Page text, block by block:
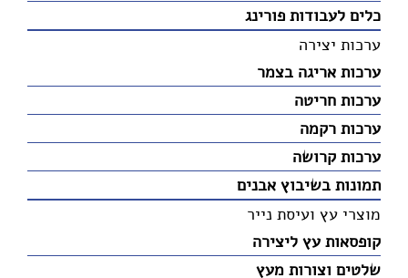
כלים לעבודות פורינג
ערכות יצירה
ערכות אריגה בצמר
ערכות חריטה
ערכות רקמה
ערכות קרושה
תמונות בשיבוץ אבנים
מוצרי עץ ועיסת נייר
קופסאות עץ ליצירה
שלטים וצורות מעץ